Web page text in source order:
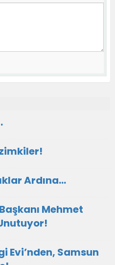
Ardına…
Mehmet
Evi’nden, Samsun